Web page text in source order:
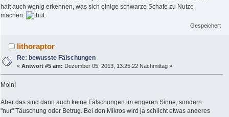
halt auch wenig erkennen, was sich einige schwarze Schafe zu Nutze
machen.
Gespeichert
lithoraptor
Re: bewusste Fälschungen
«Antwort #5 am: Dezember 05, 2013, 13:25:22 Nachmittag »
Moin!
Aber das sind dann auch keine Fälschungen im engeren Sinne, sondern
"nur" Täuschung oder Betrug. Bei den Mikros wird ja schlicht etwas anderes